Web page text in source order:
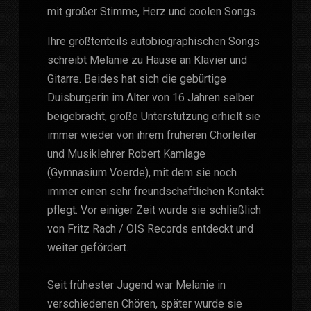
mit großer Stimme, Herz und coolen Songs.
Ihre größtenteils autobiographischen Songs
schreibt Melanie zu Hause an Klavier und
Gitarre. Beides hat sich die gebürtige
Duisburgerin im Alter von 16 Jahren selber
beigebracht, große Unterstützung erhielt sie
immer wieder von ihrem früheren Chorleiter
und Musiklehrer Robert Kamlage
(Gymnasium Voerde), mit dem sie noch
immer einen sehr freundschaftlichen Kontakt
pflegt. Vor einiger Zeit wurde sie schließlich
von Fritz Rach / OIS Records entdeckt und
weiter gefördert.
Seit frühester Jugend war Melanie in
verschiedenen Chören, später wurde sie